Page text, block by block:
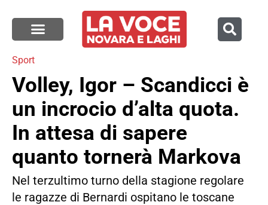
Sport
Volley, Igor – Scandicci è
un incrocio d’alta quota.
In attesa di sapere
quanto tornerà Markova
Nel terzultimo turno della stagione regolare
le ragazze di Bernardi ospitano le toscane